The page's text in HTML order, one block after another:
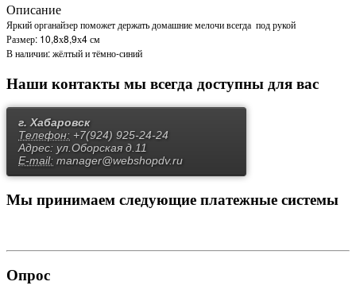
Описание
Яркий органайзер поможет держать домашние мелочи всегда под рукой
Размер: 10,8х8,9х4 см
В наличии: жёлтый и тёмно-синий
Наши контакты мы всегда доступны для вас
г. Хабаровск
Телефон: +7(924) 925-24-24
Адрес: ул.Оборская д.11
E-mail: manager@webshopdv.ru
Мы принимаем следующие платежные системы
Опрос